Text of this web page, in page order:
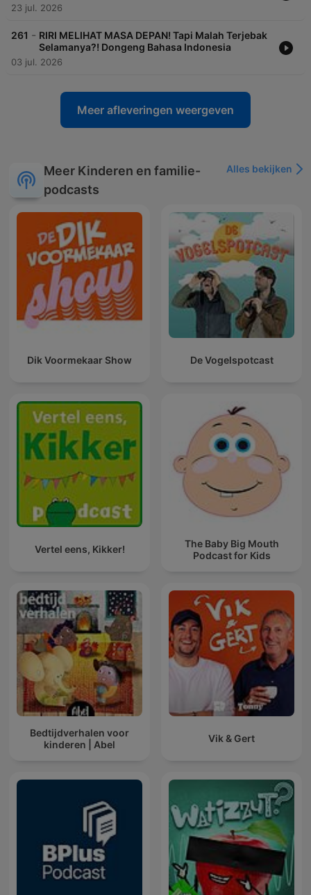
23 jul. 2026
261 - RIRI MELIHAT MASA DEPAN! Tapi Malah Terjebak
Selamanya?! Dongeng Bahasa Indonesia
03 jul. 2026
Meer afleveringen weergeven
Meer Kinderen en familie-
podcasts
Alles bekijken
Dik Voormekaar Show De Vogelspotcast
Vertel eens, Kikker!
The Baby Big Mouth
Podcast for Kids
Bedtijdverhalen voor
kinderen | Abel
Vik & Gert